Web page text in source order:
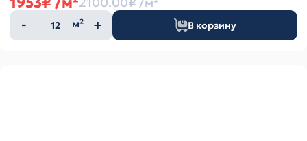
Количество
товара
м² В корзину